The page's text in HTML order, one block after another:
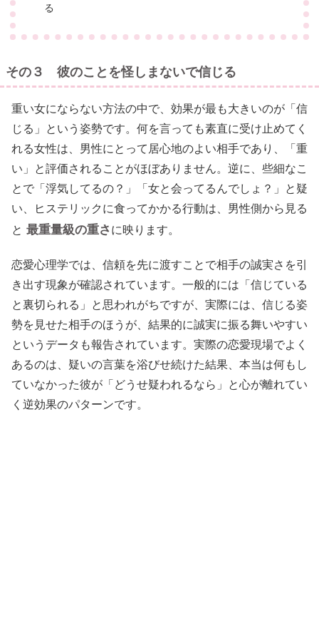
る
その３ 彼のことを怪しまないで信じる
重い女にならない方法の中で、効果が最も大きいのが「信
じる」という姿勢です。何を言っても素直に受け止めてく
れる女性は、男性にとって居心地のよい相手であり、「重
い」と評価されることがほぼありません。逆に、些細なこ
とで「浮気してるの？」「女と会ってるんでしょ？」と疑
い、ヒステリックに食ってかかる行動は、男性側から見る
と 最重量級の重さ に映ります。
恋愛心理学では、信頼を先に渡すことで相手の誠実さを引
き出す現象が確認されています。一般的には「信じている
と裏切られる」と思われがちですが、実際には、信じる姿
勢を見せた相手のほうが、結果的に誠実に振る舞いやすい
というデータも報告されています。実際の恋愛現場でよく
あるのは、疑いの言葉を浴びせ続けた結果、本当は何もし
ていなかった彼が「どうせ疑われるなら」と心が離れてい
く逆効果のパターンです。